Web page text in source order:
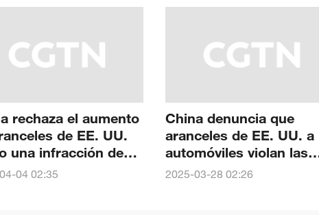
rechaza el aumento
de EE. UU.
una infracción de
de la OMC y
04 02:35
China denuncia que
aranceles de EE. UU. a
automóviles violan las
normas de la OMC
2025-03-28 02:26